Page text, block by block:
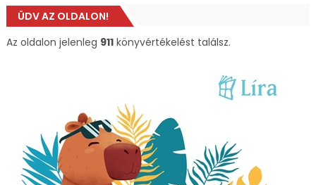
ÜDV AZ OLDALON!
Az oldalon jelenleg 911könyvértékelést találsz.